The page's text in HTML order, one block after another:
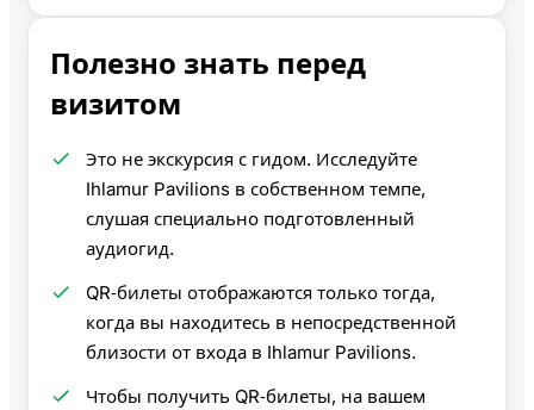
Полезно знать перед
визитом
Это не экскурсия с гидом. Исследуйте
Ihlamur Pavilions в собственном темпе,
слушая специально подготовленный
аудиогид.
QR‑билеты отображаются только тогда,
когда вы находитесь в непосредственной
близости от входа в Ihlamur Pavilions.
Чтобы получить QR‑билеты, на вашем